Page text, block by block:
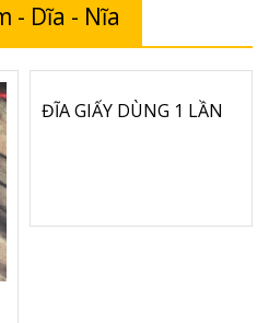
- Dĩa - Nĩa
ĐĨA GIẤY DÙNG 1 LẦN